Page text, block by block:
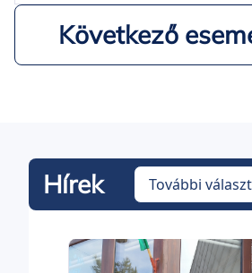
Következő
Hírek További